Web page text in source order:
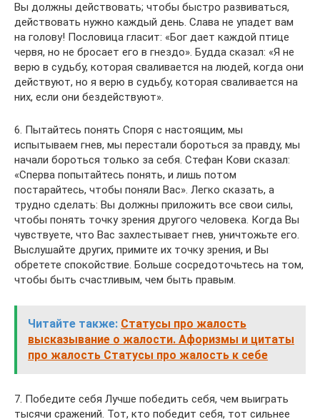
Вы должны действовать; чтобы быстро развиваться,
действовать нужно каждый день. Слава не упадет вам
на голову! Пословица гласит: «Бог дает каждой птице
червя, но не бросает его в гнездо». Будда сказал: «Я не
верю в судьбу, которая сваливается на людей, когда они
действуют, но я верю в судьбу, которая сваливается на
них, если они бездействуют».
6. Пытайтесь понять Споря с настоящим, мы
испытываем гнев, мы перестали бороться за правду, мы
начали бороться только за себя. Стефан Кови сказал:
«Сперва попытайтесь понять, и лишь потом
постарайтесь, чтобы поняли Вас». Легко сказать, а
трудно сделать: Вы должны приложить все свои силы,
чтобы понять точку зрения другого человека. Когда Вы
чувствуете, что Вас захлестывает гнев, уничтожьте его.
Выслушайте других, примите их точку зрения, и Вы
обретете спокойствие. Больше сосредоточьтесь на том,
чтобы быть счастливым, чем быть правым.
Читайте также: Статусы про жалость
высказывание о жалости. Афоризмы и цитаты
про жалость Статусы про жалость к себе
7. Победите себя Лучше победить себя, чем выиграть
тысячи сражений. Тот, кто победит себя, тот сильнее